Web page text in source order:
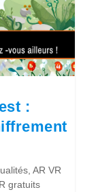
:
,AR VR
gratuits